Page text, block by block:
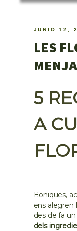
JUNIO 12,
LES
5
A
Boniques,
ens alegren
des de fa
dels